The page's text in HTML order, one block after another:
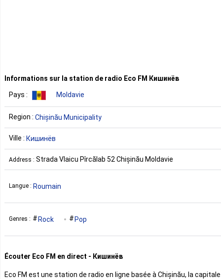
Informations sur la station de radio Eco FM Кишинёв
Pays : Moldavie
Region : Chișinău Municipality
Ville : Кишинёв
Address : Strada Vlaicu Pîrcălab 52 Chișinău Moldavie
Langue : Roumain
Genres : Rock Pop
Écouter Eco FM en direct - Кишинёв
Eco FM est une station de radio en ligne basée à Chișinău, la capitale